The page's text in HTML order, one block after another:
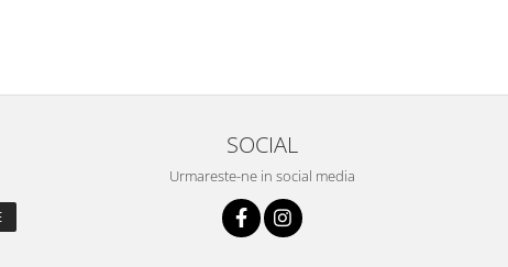
SOCIAL
Urmareste-ne in social media